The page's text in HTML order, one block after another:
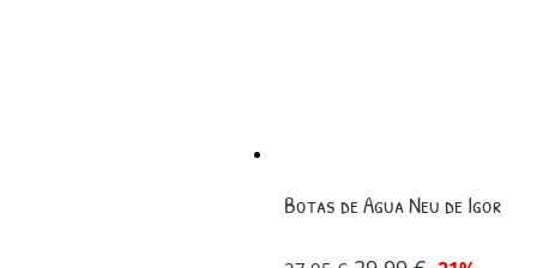
Botas de Agua Neu de Igor